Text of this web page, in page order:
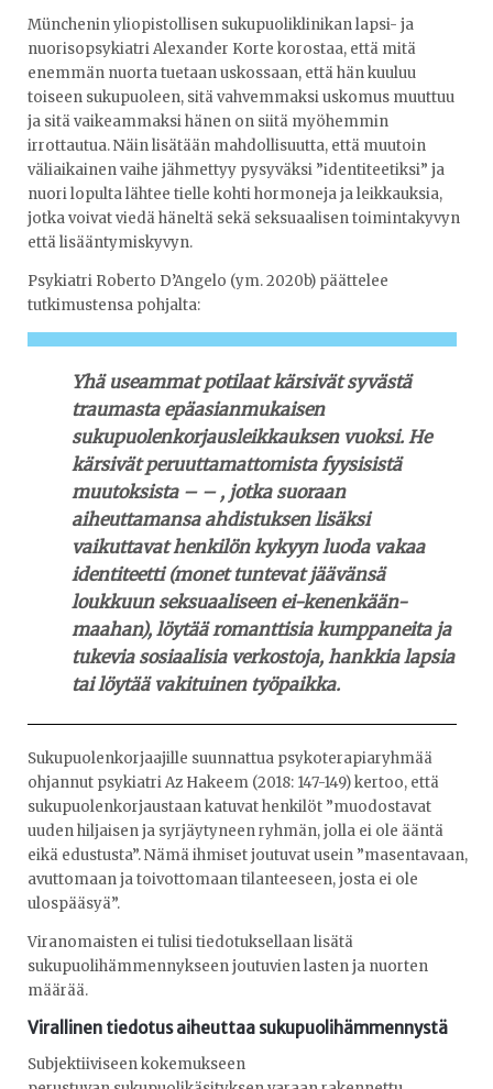
Münchenin yliopistollisen sukupuoliklinikan lapsi- ja
nuorisopsykiatri Alexander Korte korostaa, että mitä
enemmän nuorta tuetaan uskossaan, että hän kuuluu
toiseen sukupuoleen, sitä vahvemmaksi uskomus muuttuu
ja sitä vaikeammaksi hänen on siitä myöhemmin
irrottautua. Näin lisätään mahdollisuutta, että muutoin
väliaikainen vaihe jähmettyy pysyväksi ”identiteetiksi” ja
nuori lopulta lähtee tielle kohti hormoneja ja leikkauksia,
jotka voivat viedä häneltä sekä seksuaalisen toimintakyvyn
että lisääntymiskyvyn.
Psykiatri Roberto D’Angelo (ym. 2020b) päättelee
tutkimustensa pohjalta:
Yhä useammat potilaat kärsivät syvästä
traumasta epäasianmukaisen
sukupuolenkorjausleikkauksen vuoksi. He
kärsivät peruuttamattomista fyysisistä
muutoksista – – , jotka suoraan
aiheuttamansa ahdistuksen lisäksi
vaikuttavat henkilön kykyyn luoda vakaa
identiteetti (monet tuntevat jäävänsä
loukkuun seksuaaliseen ei-kenenkään-
maahan), löytää romanttisia kumppaneita ja
tukevia sosiaalisia verkostoja, hankkia lapsia
tai löytää vakituinen työpaikka.
Sukupuolenkorjaajille suunnattua psykoterapiaryhmää
ohjannut psykiatri Az Hakeem (2018: 147-149) kertoo, että
sukupuolenkorjaustaan katuvat henkilöt ”muodostavat
uuden hiljaisen ja syrjäytyneen ryhmän, jolla ei ole ääntä
eikä edustusta”. Nämä ihmiset joutuvat usein ”masentavaan,
avuttomaan ja toivottomaan tilanteeseen, josta ei ole
ulospääsyä”.
Viranomaisten ei tulisi tiedotuksellaan lisätä
sukupuolihämmennykseen joutuvien lasten ja nuorten
määrää.
Virallinen tiedotus aiheuttaa sukupuolihämmennystä
Subjektiiviseen kokemukseen